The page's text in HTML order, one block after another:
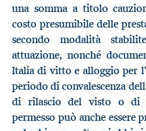
una somma a titolo
costo presumibile delle
secondo modalità
attuazione, nonché
Italia di vitto e alloggio per
periodo di convalescenza
di rilascio del visto o di
permesso può anche essere